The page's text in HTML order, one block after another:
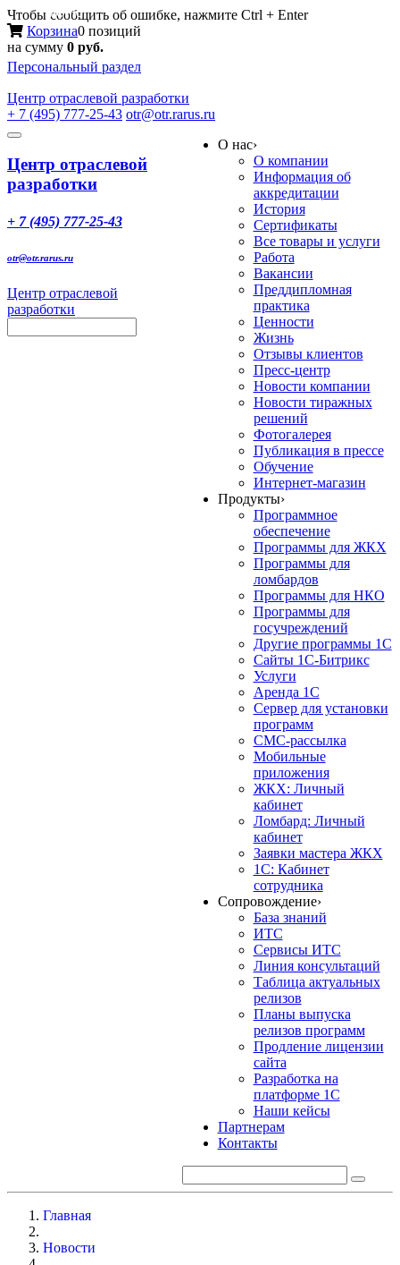
Чтобы сообщить об ошибке, нажмите Ctrl + Enter
Корзина0 позиций
на сумму 0 руб.
Персональный раздел
Центр отраслевой разработки
+ 7 (495) 777-25-43 otr@otr.rarus.ru
Toggle
Меню
Центр отраслевой
разработки
+ 7 (495) 777-25-43
otr@otr.rarus.ru
Центр отраслевой
разработки
О нас›
О компании
Информация об
аккредитации
История
Сертификаты
Все товары и услуги
Работа
Вакансии
Преддипломная
практика
Ценности
Жизнь
Отзывы клиентов
Пресс-центр
Новости компании
Новости тиражных
решений
Фотогалерея
Публикация в прессе
Обучение
Интернет-магазин
Продукты›
Программное
обеспечение
Программы для ЖКХ
Программы для
ломбардов
Программы для НКО
Программы для
госучреждений
Другие программы 1С
Сайты 1С-Битрикс
Услуги
Аренда 1С
Сервер для установки
программ
СМС-рассылка
Мобильные
приложения
ЖКХ: Личный
кабинет
Ломбард: Личный
кабинет
Заявки мастера ЖКХ
1С: Кабинет
сотрудника
Сопровождение›
База знаний
ИТС
Сервисы ИТС
Линия консультаций
Таблица актуальных
релизов
Планы выпуска
релизов программ
Продление лицензии
сайта
Разработка на
платформе 1С
Наши кейсы
Партнерам
Контакты
Главная
Новости